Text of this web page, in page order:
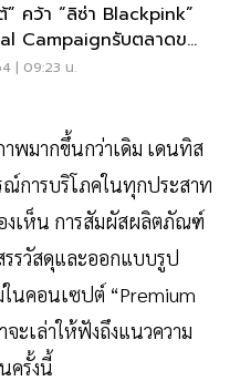
” คว้า “ลิซ่า Blackpink”
Campaignรับตลาดขา
| 09:23 น.
พมากขึ้นกว่าเดิม เดนทิส
การบริโภคในทุกประสาท
งเห็น การสัมผัสผลิตภัณฑ์
รวัสดุและออกแบบรูป
คอนเซปต์ “Premium
ะเล่าให้ฟังถึงแนวความ
ครั้งนี้